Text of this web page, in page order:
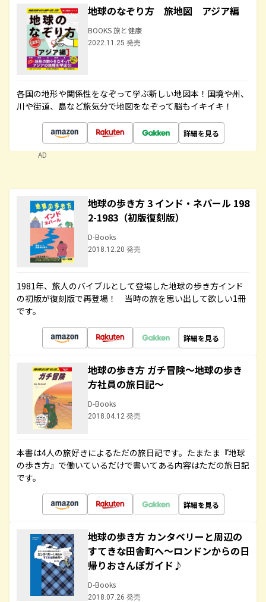
地球のなぞり方 旅地図 アジア編
BOOKS 旅と健康
2022.11.25 発売
各国の地形や関係性をなぞって学ぶ新しい地図本！国境や州、
川や街道、島など旅気分で地図をなぞって脳もイキイキ！
詳細を見る
AD
地球の歩き方 3 インド・ネパール 198
2-1983（初版復刻版）
D-Books
2018.12.20 発売
1981年、旅人のバイブルとして登場した地球の歩き方インド
の初版が復刻版で再登場！ 当時の旅を思い出して欲しい1冊
です。
詳細を見る
地球の歩き方 ガチ冒険～地球の歩き
方社員の旅日記～
D-Books
2018.04.12 発売
本書は4人の旅好きによるただの旅日記です。たまたま『地球
の歩き方』で働いているだけで書いてある内容はただの旅日記
です。
詳細を見る
地球の歩き方 カンタベリーと周辺の
すてきな田舎町へ～ロンドンからの日
帰りおさんぽガイド♪
D-Books
2018.07.26 発売